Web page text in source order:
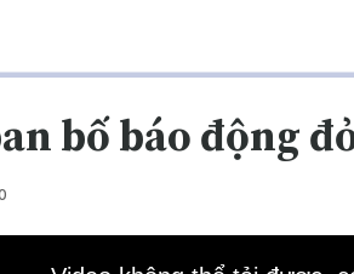
bố báo động